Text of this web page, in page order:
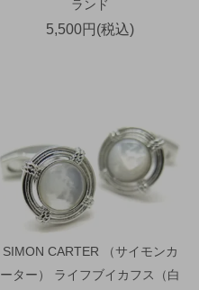
ランド
5,500円(税込)
SIMON CARTER （サイモンカ
ーター） ライフブイカフス（白